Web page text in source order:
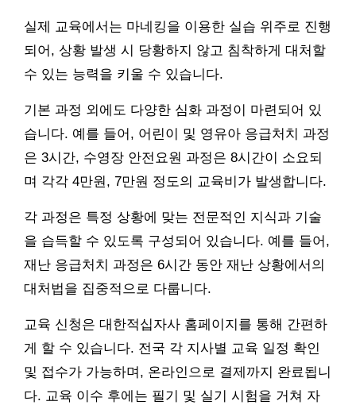
실제 교육에서는 마네킹을 이용한 실습 위주로 진행
되어, 상황 발생 시 당황하지 않고 침착하게 대처할
수 있는 능력을 키울 수 있습니다.
기본 과정 외에도 다양한 심화 과정이 마련되어 있
습니다. 예를 들어, 어린이 및 영유아 응급처치 과정
은 3시간, 수영장 안전요원 과정은 8시간이 소요되
며 각각 4만원, 7만원 정도의 교육비가 발생합니다.
각 과정은 특정 상황에 맞는 전문적인 지식과 기술
을 습득할 수 있도록 구성되어 있습니다. 예를 들어,
재난 응급처치 과정은 6시간 동안 재난 상황에서의
대처법을 집중적으로 다룹니다.
교육 신청은 대한적십자사 홈페이지를 통해 간편하
게 할 수 있습니다. 전국 각 지사별 교육 일정 확인
및 접수가 가능하며, 온라인으로 결제까지 완료됩니
다. 교육 이수 후에는 필기 및 실기 시험을 거쳐 자